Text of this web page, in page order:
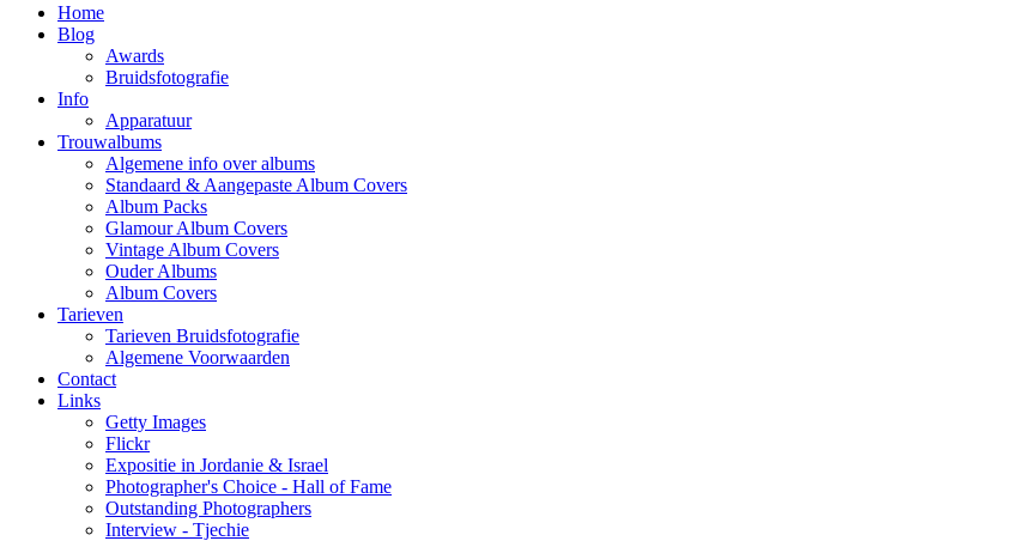
Home
Blog
Awards
Bruidsfotografie
Info
Apparatuur
Trouwalbums
Algemene info over albums
Standaard & Aangepaste Album Covers
Album Packs
Glamour Album Covers
Vintage Album Covers
Ouder Albums
Album Covers
Tarieven
Tarieven Bruidsfotografie
Algemene Voorwaarden
Contact
Links
Getty Images
Flickr
Expositie in Jordanie & Israel
Photographer's Choice - Hall of Fame
Outstanding Photographers
Interview - Tjechie